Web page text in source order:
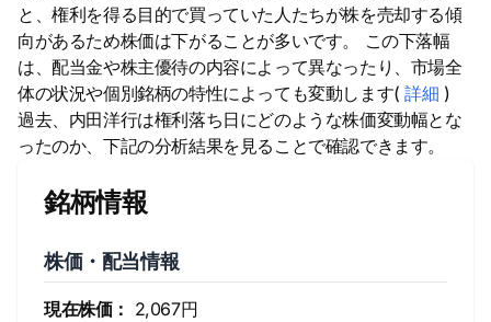
と、権利を得る目的で買っていた人たちが株を売却する傾
向があるため株価は下がることが多いです。 この下落幅
は、配当金や株主優待の内容によって異なったり、市場全
体の状況や個別銘柄の特性によっても変動します(詳細 )
過去、内田洋行は権利落ち日にどのような株価変動幅とな
ったのか、下記の分析結果を見ることで確認できます。
銘柄情報
株価・配当情報
現在株価： 2,067円